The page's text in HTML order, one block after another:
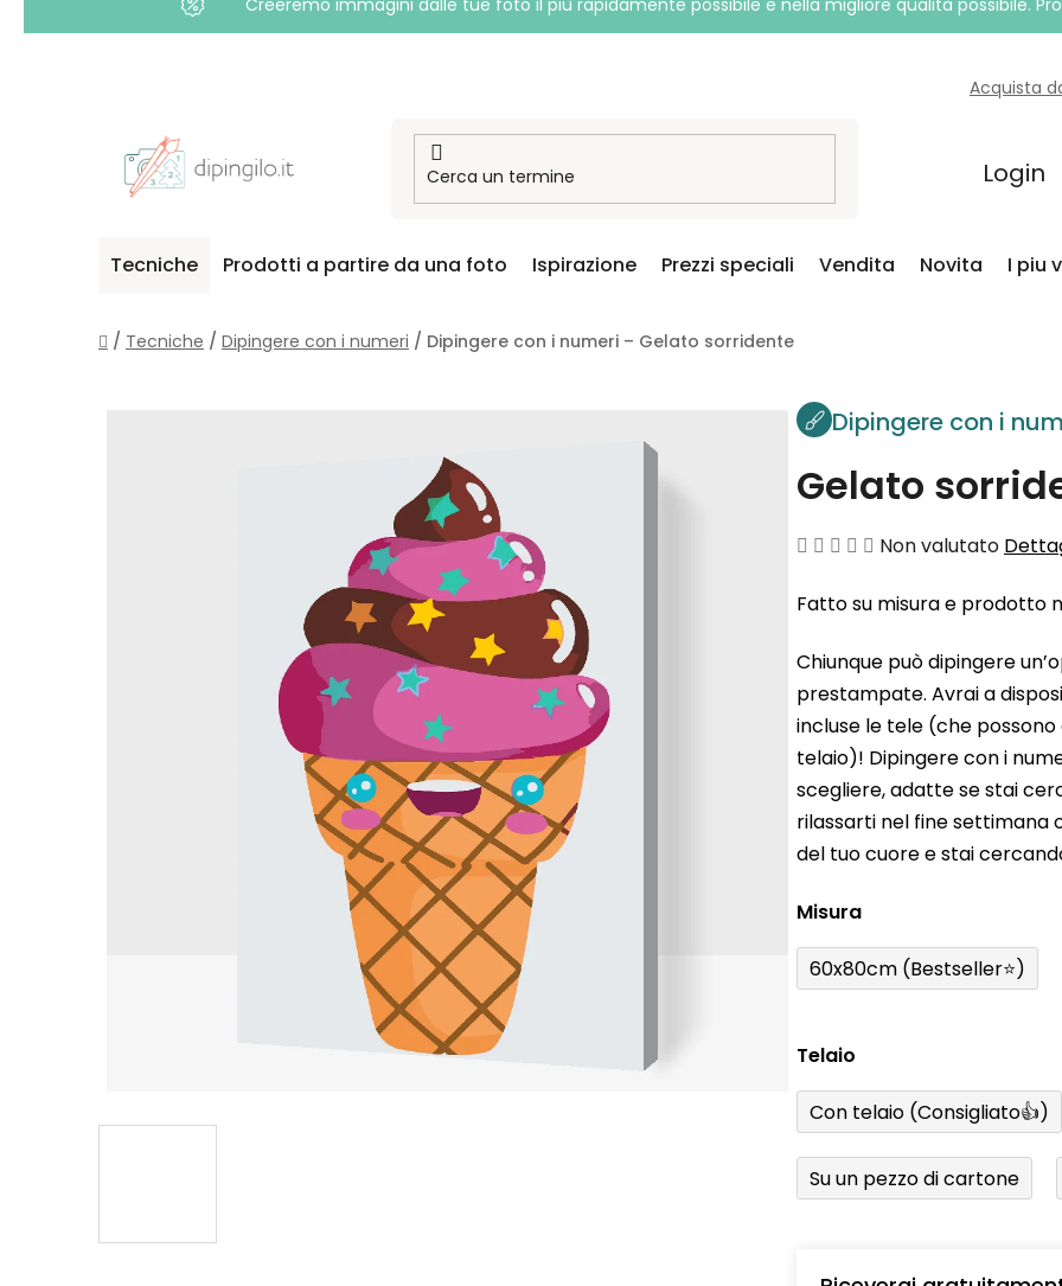
Creeremo immagini dalle tue foto il più rapidamente possibile e nella migliore qualità possibile.
Acquista
Login
Tecniche Prodotti a partire da una foto Ispirazione Prezzi speciali Vendita Novita I piu
Casa
/ Tecniche / Dipingere con i numeri / Dipingere con i numeri – Gelato sorridente
Dipingere con i
Gelato
La
media
prodotto
è
0,0
su
5
stelle.
Non valutato
Fatto su misura e prodotto
Chiunque può dipingere
prestampate. Avrai a
incluse le tele (che
telaio)! Dipingere con i
scegliere, adatte se stai
rilassarti nel fine settimana
del tuo cuore e stai
Misura
60x80cm (Bestseller⭐)
Telaio
Con telaio (Consigliato👍)
Su un pezzo di cartone